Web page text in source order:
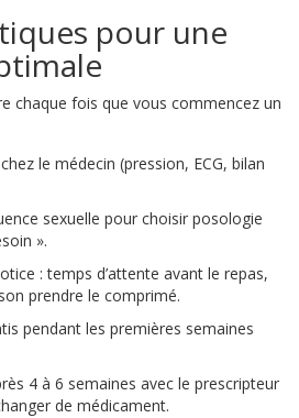
pour une
chaque fois que vous commencez un
le médecin (pression, ECG, bilan
sexuelle pour choisir posologie
».
: temps d’attente avant le repas,
prendre le comprimé.
pendant les premières semaines
4 à 6 semaines avec le prescripteur
de médicament.